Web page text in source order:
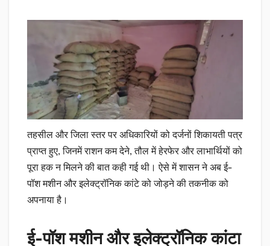
तहसील और जिला स्तर पर अधिकारियों को दर्जनों शिकायती पत्र
प्राप्त हुए, जिनमें राशन कम देने, तौल में हेरफेर और लाभार्थियों को
पूरा हक न मिलने की बात कही गई थी। ऐसे में शासन ने अब ई-
पॉश मशीन और इलेक्ट्रॉनिक कांटे को जोड़ने की तकनीक को
अपनाया है।
ई-पॉश मशीन और इलेक्ट्रॉनिक कांटा